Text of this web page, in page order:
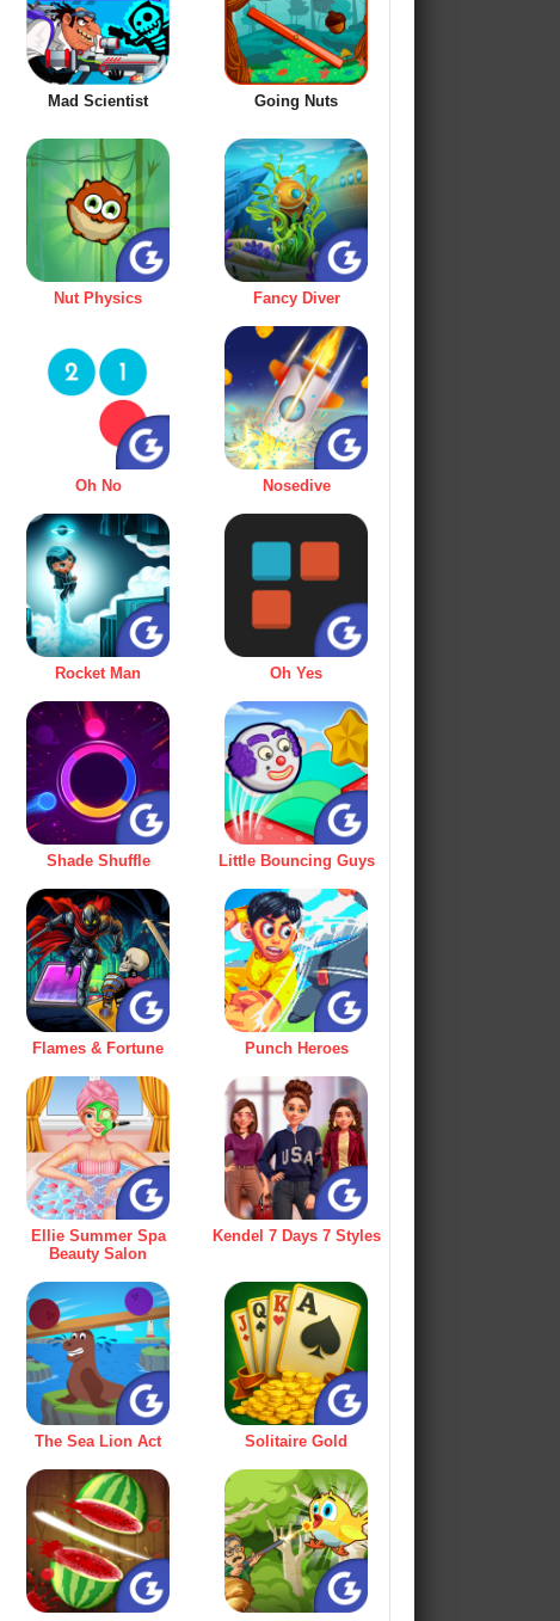
Mad Scientist Going Nuts
Nut Physics Fancy Diver
Oh No Nosedive
Rocket Man Oh Yes
Shade Shuffle Little Bouncing Guys
Flames & Fortune Punch Heroes
Ellie Summer Spa
Beauty Salon
Kendel 7 Days 7 Styles
The Sea Lion Act Solitaire Gold